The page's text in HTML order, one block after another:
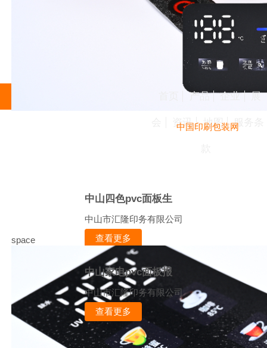
中山四色pvc面板生
中山市汇隆印务有限公司
查看更多
space
中山家电pvc面板报
中山市汇隆印务有限公司
查看更多
产品 企业 展
资讯 地图 服务条
中国印刷包装网